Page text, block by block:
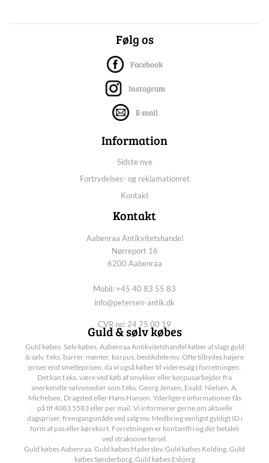
Følg os
Facebook
Instagram
E-mail
Information
Sidste nye
Fortrydelses- og reklamationret
Kontakt
Kontakt
Aabenraa Antikvitetshandel
Nørreport 16
6200 Aabenraa
Mobil: +45 40 83 55 83
info@petersen-antik.dk
CVR no: 24 75 00 19
Guld & sølv købes
Guld købes. Sølv købes. Aabenraa Antikvitetshandel køber al slags guld
& sølv, f.eks. barrer, mønter, korpus, bestikdele mv. Ofte tilbydes højere
priser end smelteprisen, da vi også køber til videresalg i forretningen.
Det kan f.eks. være ved køb af smykker eller korpusarbejder fra
anerkendte sølvsmedier som f.eks. Georg Jensen, Evald. Nielsen, A.
Michelsen, Dragsted eller Hans Hansen. Yderligere informationer fås
på tlf 4083 5583 eller per mail. Vi informerer gerne om aktuelle
dagspriser, fremgangsmåde ved salg mv. Medbring venligst gyldigt ID i
form af pas eller kørekort. Forretningen er kontantfri og der betales
ved straksoverførsel.
Guld købes Aabenraa. Guld købes Haderslev. Guld købes Kolding. Guld
købes Sønderborg. Guld købes Esbjerg